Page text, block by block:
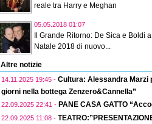
reale tra Harry e Meghan
05.05.2018 01:07
Il Grande Ritorno: De Sica e Boldi a
Natale 2018 di nuovo...
Altre notizie
14.11.2025 19:45 - Cultura: Alessandra Marzi
giorni nella bottega Zenzero&Cannella”
22.09.2025 22:41 - PANE CASA GATTO
22.09.2025 11:08 -